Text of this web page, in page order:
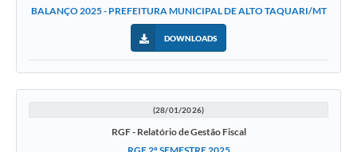
BALANÇO 2025 - PREFEITURA MUNICIPAL DE ALTO TAQUARI/MT
DOWNLOADS
(28/01/2026)
RGF - Relatório de Gestão Fiscal